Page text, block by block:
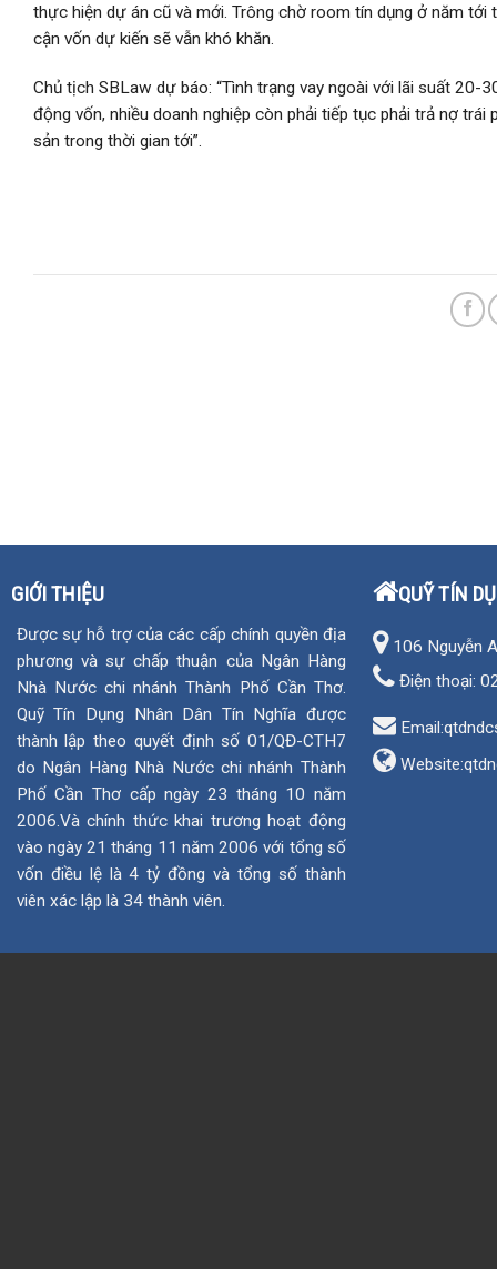
thực hiện dự án cũ và mới. Trông chờ room tín dụng ở năm tới
cận vốn dự kiến sẽ vẫn khó khăn.
Chủ tịch SBLaw dự báo: “Tình trạng vay ngoài với lãi suất
động vốn, nhiều doanh nghiệp còn phải tiếp tục phải trả nợ
sản trong thời gian tới”.
GIỚI THIỆU
Được sự hỗ trợ của các cấp chính quyền địa
phương và sự chấp thuận của Ngân Hàng
Nhà Nước chi nhánh Thành Phố Cần Thơ.
Quỹ Tín Dụng Nhân Dân Tín Nghĩa được
thành lập theo quyết định số 01/QĐ-CTH7
do Ngân Hàng Nhà Nước chi nhánh Thành
Phố Cần Thơ cấp ngày 23 tháng 10 năm
2006.Và chính thức khai trương hoạt động
vào ngày 21 tháng 11 năm 2006 với tổng số
vốn điều lệ là 4 tỷ đồng và tổng số thành
viên xác lập là 34 thành viên.
QUỸ TÍN
106 Nguyễn
Điện thoại:
Website: